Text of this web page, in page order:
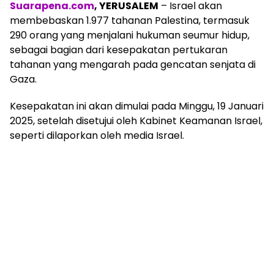
Suarapena.com, YERUSALEM – Israel akan
membebaskan 1.977 tahanan Palestina, termasuk
290 orang yang menjalani hukuman seumur hidup,
sebagai bagian dari kesepakatan pertukaran
tahanan yang mengarah pada gencatan senjata di
Gaza.
Kesepakatan ini akan dimulai pada Minggu, 19 Januari
2025, setelah disetujui oleh Kabinet Keamanan Israel,
seperti dilaporkan oleh media Israel.